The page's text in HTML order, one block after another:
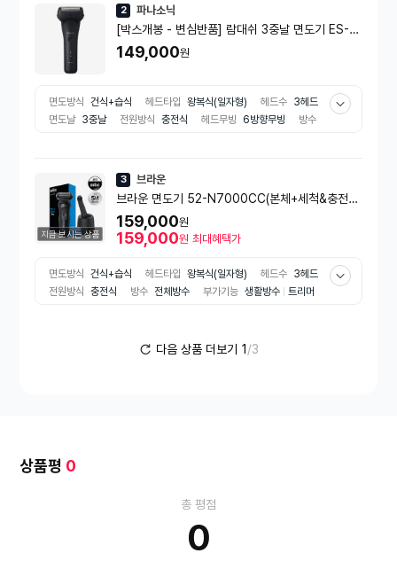
2 파나소닉
[박스개봉 - 변심반품] 람대쉬 3중날 면도기 ES-BL
T2B 블랙
149,000원
면도방식 건식+습식 헤드타입 왕복식(일자형) 헤드수 3헤드
면도날 3중날 전원방식 충전식 헤드무빙 6방향무빙
방수
지금 보시는 상품
3 브라운
브라운 면도기 52-N7000CC(본체+세척&충전스
테이션+세정액1)
159,000원
159,000원 최대혜택가
면도방식 건식+습식 헤드타입 왕복식(일자형) 헤드수 3헤드
전원방식 충전식 방수 전체방수 부가기능 생활방수
트리머
다음 상품 더보기 1 /3
상품평 0
총 평점
0